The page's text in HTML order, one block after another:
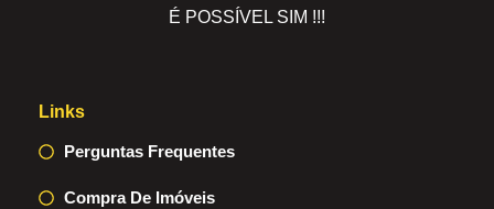
É POSSÍVEL SIM !!!
Links
Perguntas Frequentes
Compra De Imóveis